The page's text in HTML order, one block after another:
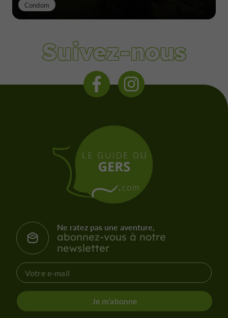
Condom
Suivez-nous
Ne ratez pas une aventure,
abonnez-vous à notre
newsletter
Je m'abonne